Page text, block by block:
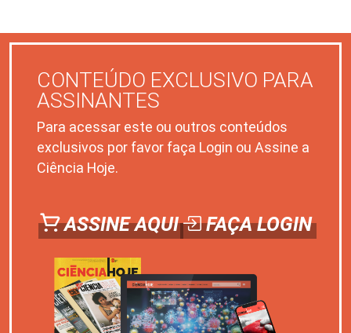
CONTEÚDO EXCLUSIVO PARA
ASSINANTES
Para acessar este ou outros conteúdos
exclusivos por favor faça Login ou Assine a
Ciência Hoje.
ASSINE AQUI FAÇA LOGIN